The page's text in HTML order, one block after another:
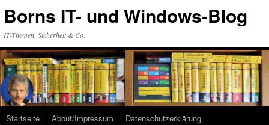
Inhalt
Borns IT- und Windows-Blog
IT-Themen, Sicherheit & Co.
Startseite About/Impressum
Datenschutzerklärung